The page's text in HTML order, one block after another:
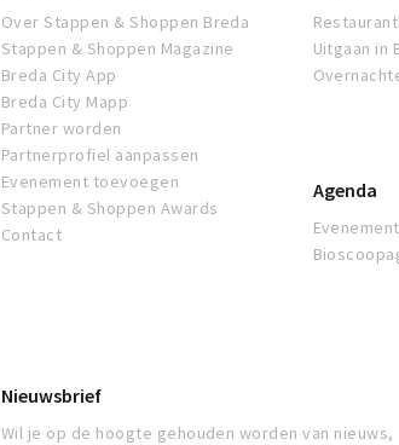
Over Stappen & Shoppen Breda
Stappen & Shoppen Magazine
Breda City App
Breda City Mapp
Partner worden
Partnerprofiel aanpassen
Evenement toevoegen
Stappen & Shoppen Awards
Contact
Uitgaan in
Agenda
Nieuwsbrief
Wil je op de hoogte gehouden worden van nieuws,